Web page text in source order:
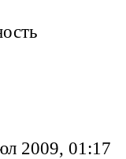
2009, 01:17